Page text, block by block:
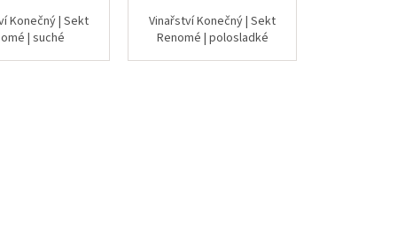
Konečný | Sekt
| suché
Vinařství Konečný | Sekt
Renomé | polosladké